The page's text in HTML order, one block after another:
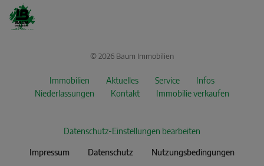
© 2026 Baum Immobilien
Immobilien Aktuelles Service
Infos
Niederlassungen
Kontakt Immobilie verkaufen
Datenschutz-Einstellungen bearbeiten
Impressum Datenschutz Nutzungsbedingungen